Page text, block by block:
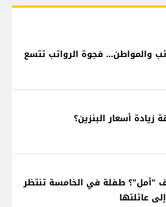
والمواطن... فجوة الرواتب تتسع
زيادة أسعار البنزين؟
"أمل"؟ طفلة في الخامسة تنتظر
عائلتها